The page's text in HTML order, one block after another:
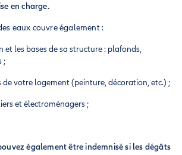
en charge.
eaux couvre également :
et les bases de sa structure : plafonds,
;
de votre logement (peinture, décoration, etc.) ;
et électroménagers ;
également être indemnisé si les dégâts